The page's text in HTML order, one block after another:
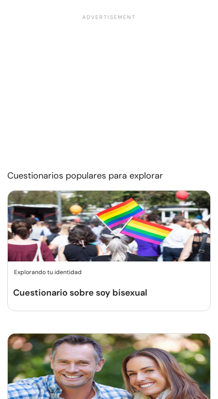
Cuestionarios populares para explorar
Explorando tu identidad
Cuestionario sobre soy bisexual